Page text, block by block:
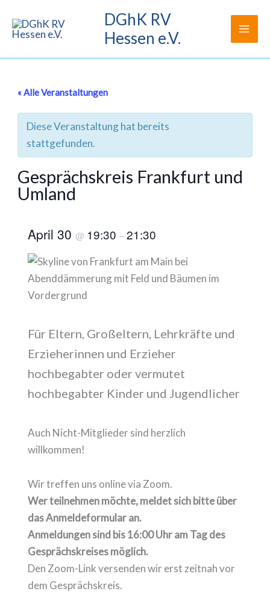
Inhalt
springen
DGhK RV
Hessen e.V.
« Alle Veranstaltungen
Diese Veranstaltung hat bereits
stattgefunden.
Gesprächskreis Frankfurt und
Umland
April 30@ 19:30–21:30
Für Eltern, Großeltern, Lehrkräfte und
Erzieherinnen und Erzieher
hochbegabter oder vermutet
hochbegabter Kinder und Jugendlicher
Auch Nicht-Mitglieder sind herzlich
willkommen!
Wir treffen uns online via Zoom.
Wer teilnehmen möchte, meldet sich bitte über
das Anmeldeformular an.
Anmeldungen sind bis 16:00 Uhr am Tag des
Gesprächskreises möglich.
Den Zoom-Link versenden wir erst zeitnah vor
dem Gesprächskreis.